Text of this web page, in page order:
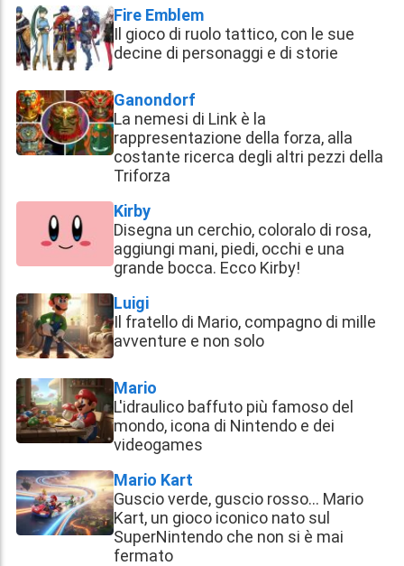
Fire Emblem
Il gioco di ruolo tattico, con le sue
decine di personaggi e di storie
Ganondorf
La nemesi di Link è la
rappresentazione della forza, alla
costante ricerca degli altri pezzi della
Triforza
Kirby
Disegna un cerchio, coloralo di rosa,
aggiungi mani, piedi, occhi e una
grande bocca. Ecco Kirby!
Luigi
Il fratello di Mario, compagno di mille
avventure e non solo
Mario
L'idraulico baffuto più famoso del
mondo, icona di Nintendo e dei
videogames
Mario Kart
Guscio verde, guscio rosso... Mario
Kart, un gioco iconico nato sul
SuperNintendo che non si è mai
fermato